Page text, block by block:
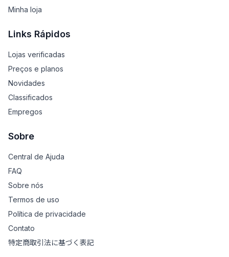
Minha loja
Links Rápidos
Lojas verificadas
Preços e planos
Novidades
Classificados
Empregos
Sobre
Central de Ajuda
FAQ
Sobre nós
Termos de uso
Política de privacidade
Contato
特定商取引法に基づく表記